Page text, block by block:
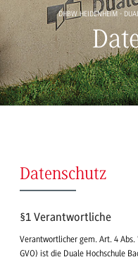
DHBW HEIDENHEIM -
Datenschutz
§1 Verantwortliche
Verantwortlicher gem. Art. 4 Abs.
GVO) ist die Duale Hochschule